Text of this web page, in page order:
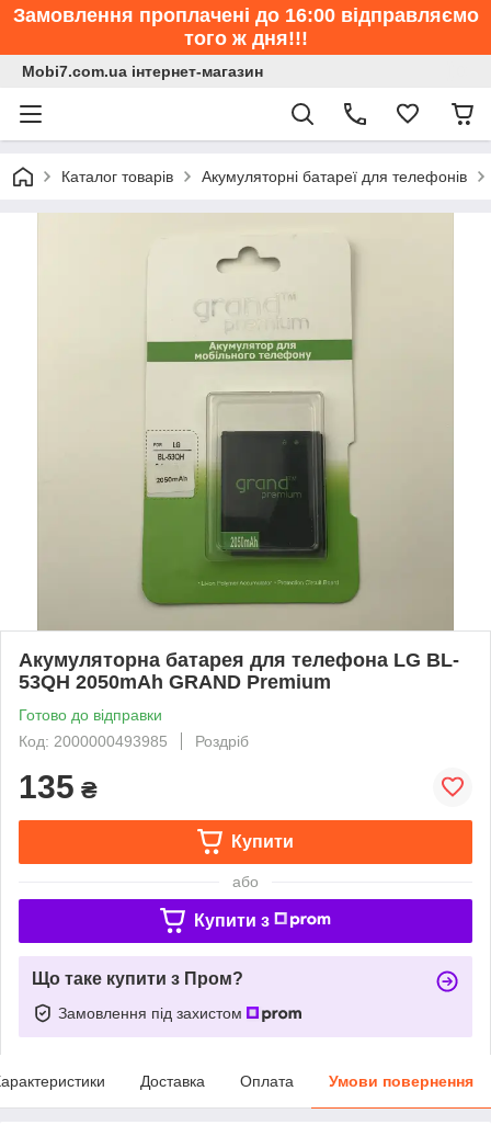
Замовлення проплачені до 16:00 відправляємо
того ж дня!!!
Mobi7.com.ua інтернет-магазин
Каталог товарів Акумуляторні батареї для телефонів
Акумуляторна батарея для телефона LG BL-
53QH 2050mAh GRAND Premium
Готово до відправки
Код: 2000000493985
Роздріб
135 ₴
Купити
або
Купити з
Що таке купити з Пром?
Замовлення під захистом
Доставка Оплата Умови повернення